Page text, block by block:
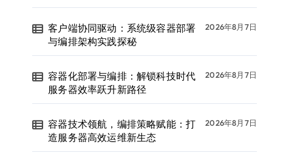
客户端协同驱动：系统级容器部署
与编排架构实践探秘
2026年8月7日
容器化部署与编排：解锁科技时代
服务器效率跃升新路径
2026年8月7日
容器技术领航，编排策略赋能：打
造服务器高效运维新生态
2026年8月7日